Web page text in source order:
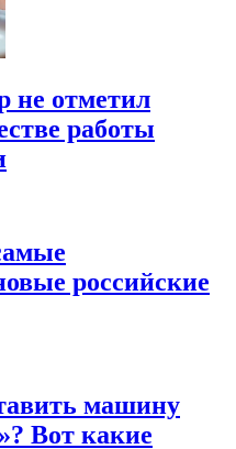
не отметил
работы
российские
машину
Вот какие